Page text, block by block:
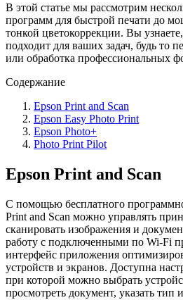
В этой статье мы рассмотрим
программ для быстрой печати до
тонкой цветокоррекции. Вы
подходит для ваших задач, будь то
или обработка профессиональных
Содержание
Epson Print and Scan
Epson Easy Photo Print
Epson Photo+
Photo Print Pilot
Epson Print and Scan
С помощью бесплатного
Print and Scan можно управлять
сканировать изображения и
работу с подключенными по Wi-Fi
интерфейс приложения
устройств и экранов. Доступна
при которой можно выбрать
просмотреть документ, указать тип